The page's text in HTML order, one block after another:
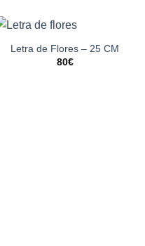
Letra de Flores – 25 CM
80€